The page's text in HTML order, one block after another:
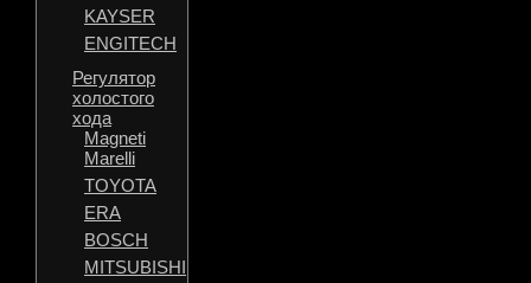
KAYSER
ENGITECH
Регулятор
холостого
хода
Magneti
Marelli
TOYOTA
ERA
BOSCH
MITSUBISHI